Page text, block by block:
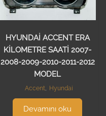
HYUNDAİ ACCENT ERA
KİLOMETRE SAATİ 2007-
2008-2009-2010-2011-2012
MODEL
Accent, Hyundai
Devamını oku